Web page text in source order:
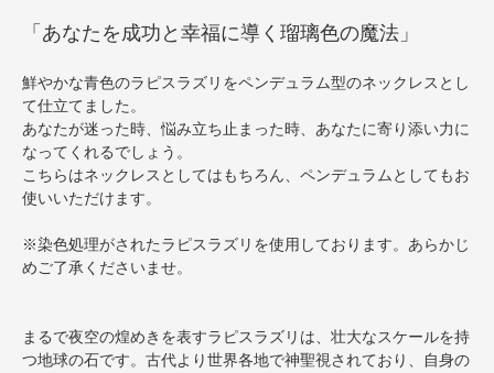
「あなたを成功と幸福に導く瑠璃色の魔法」
鮮やかな青色のラピスラズリをペンデュラム型のネックレスとし
て仕立てました。
あなたが迷った時、悩み立ち止まった時、あなたに寄り添い力に
なってくれるでしょう。
こちらはネックレスとしてはもちろん、ペンデュラムとしてもお
使いいただけます。
※染色処理がされたラピスラズリを使用しております。あらかじ
めご了承くださいませ。
まるで夜空の煌めきを表すラピスラズリは、壮大なスケールを持
つ地球の石です。古代より世界各地で神聖視されており、自身の